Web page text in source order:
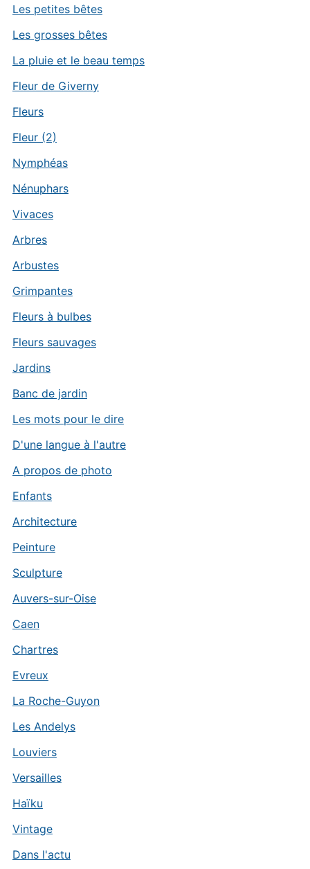
Les petites bêtes
Les grosses bêtes
La pluie et le beau temps
Fleur de Giverny
Fleurs
Fleur (2)
Nymphéas
Nénuphars
Vivaces
Arbres
Arbustes
Grimpantes
Fleurs à bulbes
Fleurs sauvages
Jardins
Banc de jardin
Les mots pour le dire
D'une langue à l'autre
A propos de photo
Enfants
Architecture
Peinture
Sculpture
Auvers-sur-Oise
Caen
Chartres
Evreux
La Roche-Guyon
Les Andelys
Louviers
Versailles
Haïku
Vintage
Dans l'actu